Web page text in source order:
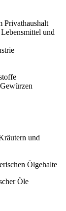
Privathaushalt
und
und
Ölgehalte
Öle